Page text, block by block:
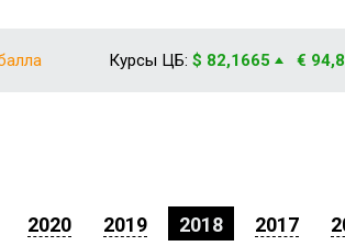
Курсы ЦБ: $ 82,1665 €
2020 2019 2018 2017